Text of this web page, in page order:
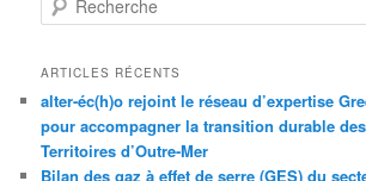
e
h
r
c
h
ARTICLES RÉCENTS
alter-éc(h)o rejoint le réseau d’expertise
pour accompagner la transition durable
Territoires d’Outre-Mer
Bilan des gaz à effet de serre (GES) du